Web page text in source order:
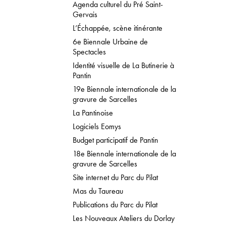
Agenda culturel du Pré Saint-
Gervais
L’Échappée, scène itinérante
6e Biennale Urbaine de
Spectacles
Identité visuelle de La Butinerie à
Pantin
19e Biennale internationale de la
gravure de Sarcelles
La Pantinoise
Logiciels Eomys
Budget participatif de Pantin
18e Biennale internationale de la
gravure de Sarcelles
Site internet du Parc du Pilat
Mas du Taureau
Publications du Parc du Pilat
Les Nouveaux Ateliers du Dorlay